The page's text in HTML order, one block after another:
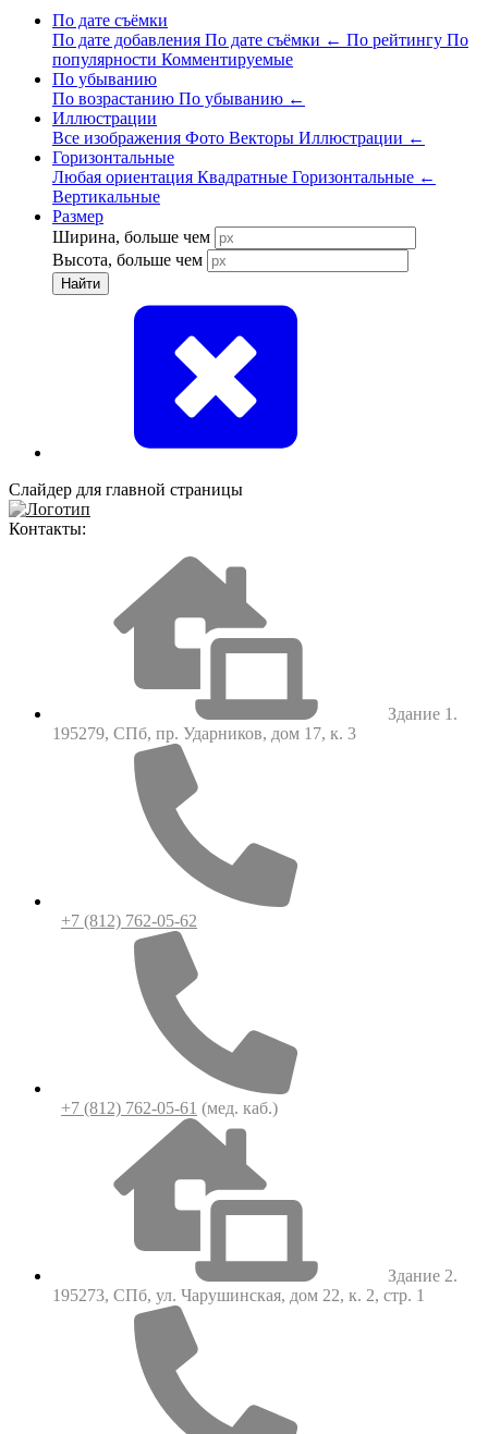
По дате съёмки
По дате добавления По дате съёмки ← По рейтингу По
популярности Комментируемые
По убыванию
По возрастанию По убыванию ←
Иллюстрации
Все изображения Фото Векторы Иллюстрации ←
Горизонтальные
Любая ориентация Квадратные Горизонтальные ←
Вертикальные
Размер
Ширина, больше чем
Высота, больше чем
Найти
Слайдер для главной страницы
Контакты:
Здание 1.
195279, СПб, пр. Ударников, дом 17, к. 3
+7 (812) 762-05-62
+7 (812) 762-05-61 (мед. каб.)
Здание 2.
195273, СПб, ул. Чарушинская, дом 22, к. 2, стр. 1